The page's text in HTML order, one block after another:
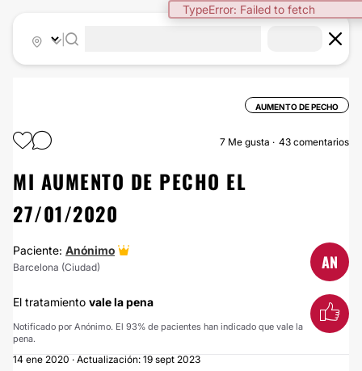
AUMENTO DE PECHO
7 Me gusta 43 comentarios
MI AUMENTO DE PECHO EL
27/01/2020
Paciente: Anónimo
Barcelona (Ciudad) AN
El tratamiento vale la pena
Notificado por Anónimo. El 93% de pacientes han indicado que vale la
pena.
14 ene 2020 · Actualización: 19 sept 2023